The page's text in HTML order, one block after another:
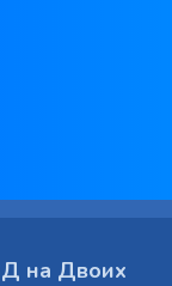
на Двоих